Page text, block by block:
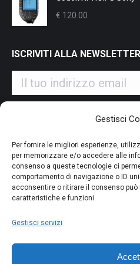
Gestisci
Per fornire le migliori esperienze,
per memorizzare e/o accedere alle
consenso a queste tecnologie ci
comportamento di navigazione o ID
acconsentire o ritirare il consenso
caratteristiche e funzioni.
Gestisci servizi
€ 120.00
ISCRIVITI ALLA NEWSLETTER
Condizioni d'Uso del nostro sito
PAGAMENTO SICURO